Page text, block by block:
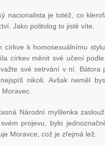
nacionalista je totéž, co
Jako politolog to jistě víte.
církve k homosexuálnímu
církev měnit své učení
své setrvání v ní.
nikoli. Avšak neměl
Národní myšlenka
projevu, bylo
Moravce, což je zřejmá lež.